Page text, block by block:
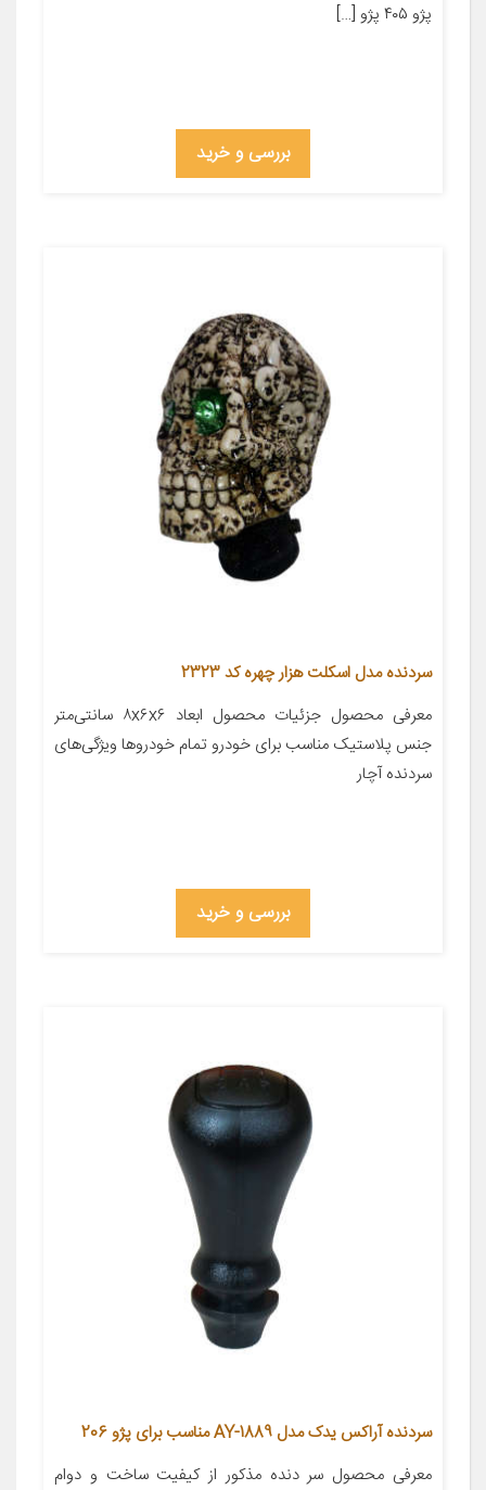
پژو ۴۰۵ پژو […]
بررسی و خرید
سردنده مدل اسکلت هزار چهره کد 2323
معرفی محصول جزئیات محصول ابعاد ۸x۶x۶ سانتی‌متر
جنس پلاستیک مناسب برای خودرو تمام خودروها ویژگی‌های
سردنده آچار
بررسی و خرید
سردنده آراکس یدک مدل AY-1889 مناسب برای پژو 206
معرفی محصول سر دنده مذکور از کیفیت ساخت و دوام